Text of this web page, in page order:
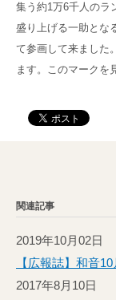
集う約1万6千人のラ
盛り上げる一助とな
て参画して来ました
ます。このマークを
関連記事
2019年10月02日
【広報誌】和音
2017年8月10日